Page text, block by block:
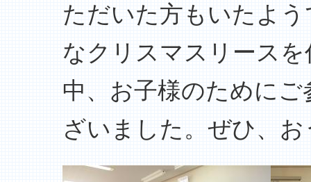
ただいた方もいたよ
なクリスマスリース
中、お子様のために
ざいました。ぜひ、